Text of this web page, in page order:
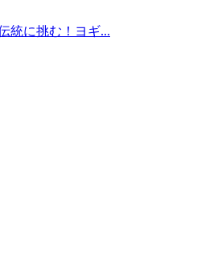
統に挑む！ヨギ...